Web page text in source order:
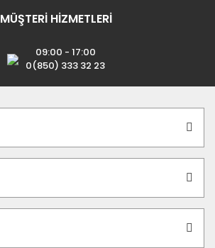
MÜŞTERİ HİZMETLERİ
09:00 - 17:00
0(850) 333 32 23